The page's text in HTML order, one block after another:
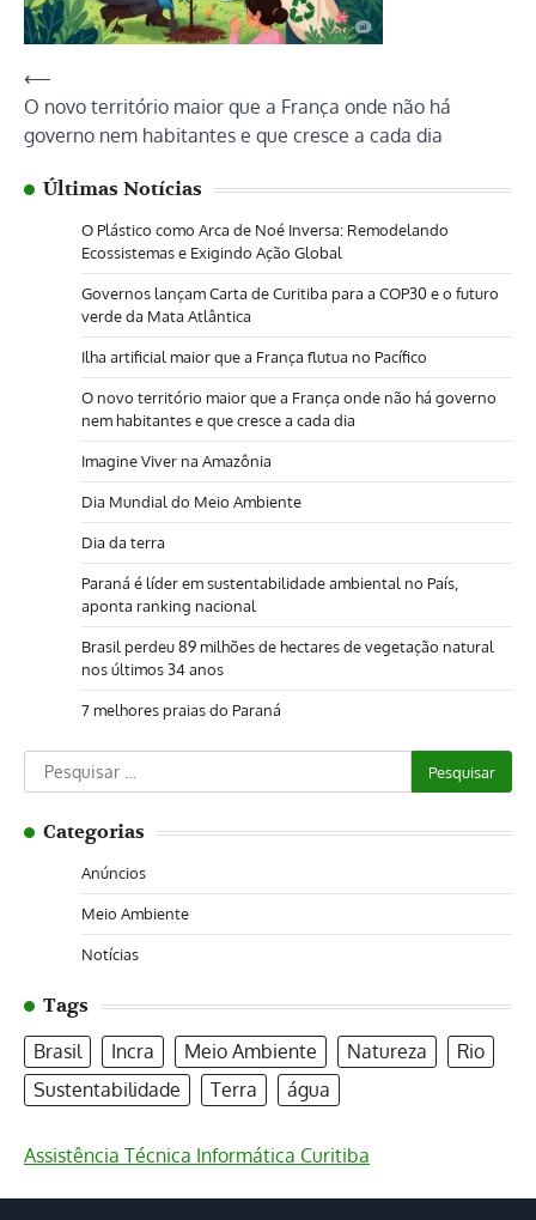
Navegação
de
Post
⟵
O novo território maior que a França onde não há
governo nem habitantes e que cresce a cada dia
Últimas Notícias
O Plástico como Arca de Noé Inversa: Remodelando
Ecossistemas e Exigindo Ação Global
Governos lançam Carta de Curitiba para a COP30 e o futuro
verde da Mata Atlântica
Ilha artificial maior que a França flutua no Pacífico
O novo território maior que a França onde não há governo
nem habitantes e que cresce a cada dia
Imagine Viver na Amazônia
Dia Mundial do Meio Ambiente
Dia da terra
Paraná é líder em sustentabilidade ambiental no País,
aponta ranking nacional
Brasil perdeu 89 milhões de hectares de vegetação natural
nos últimos 34 anos
7 melhores praias do Paraná
Pesquisar
por:
Categorias
Anúncios
Meio Ambiente
Notícias
Tags
Brasil
Incra Meio Ambiente Natureza
Rio
Sustentabilidade
Terra água
Assistência Técnica Informática Curitiba